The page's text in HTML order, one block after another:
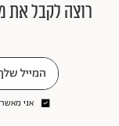
רוצה לקבל את
אני